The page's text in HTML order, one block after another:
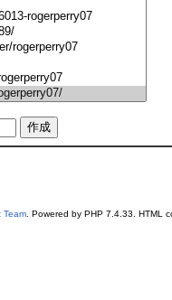
Team. Powered by PHP 7.4.33. HTML